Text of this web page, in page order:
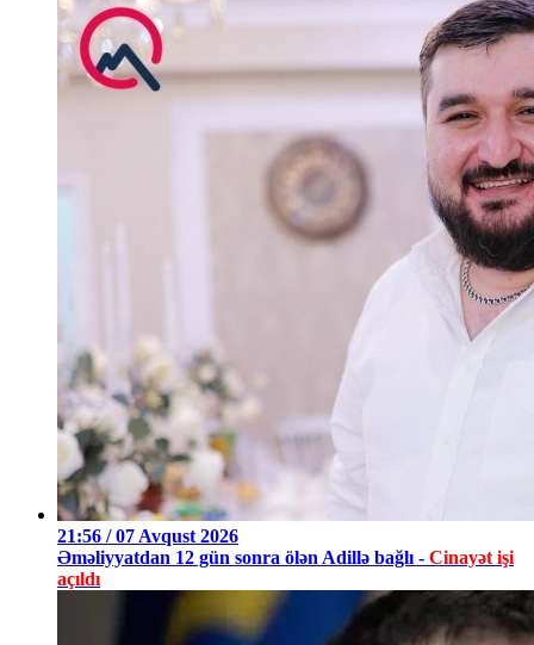
21:56 / 07 Avqust 2026
Əməliyyatdan 12 gün sonra ölən Adillə bağlı - Cinayət işi
açıldı